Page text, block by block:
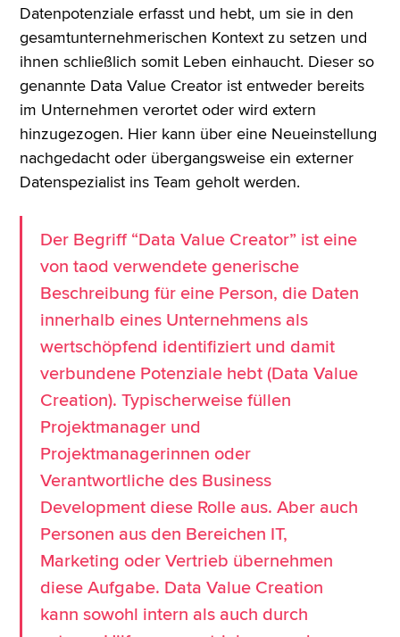
Datenpotenziale erfasst und hebt, um sie in den
gesamtunternehmerischen Kontext zu setzen und
ihnen schließlich somit Leben einhaucht. Dieser so
genannte Data Value Creator ist entweder bereits
im Unternehmen verortet oder wird extern
hinzugezogen. Hier kann über eine Neueinstellung
nachgedacht oder übergangsweise ein externer
Datenspezialist ins Team geholt werden.
Der Begriff “Data Value Creator” ist eine
von taod verwendete generische
Beschreibung für eine Person, die Daten
innerhalb eines Unternehmens als
wertschöpfend identifiziert und damit
verbundene Potenziale hebt (Data Value
Creation). Typischerweise füllen
Projektmanager und
Projektmanagerinnen oder
Verantwortliche des Business
Development diese Rolle aus. Aber auch
Personen aus den Bereichen IT,
Marketing oder Vertrieb übernehmen
diese Aufgabe. Data Value Creation
kann sowohl intern als auch durch